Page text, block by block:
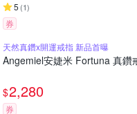
5 (1)
券
天然真鑽x開運戒指 新品首曝
Angemiel安婕米 Fortuna 真鑽
$2,280
券